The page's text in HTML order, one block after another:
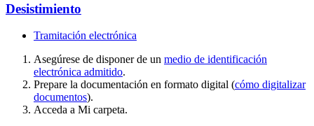
Desistimiento
Tramitación electrónica
Asegúrese de disponer de un medio de identificación
electrónica admitido.
Prepare la documentación en formato digital (cómo digitalizar
documentos).
Acceda a Mi carpeta.